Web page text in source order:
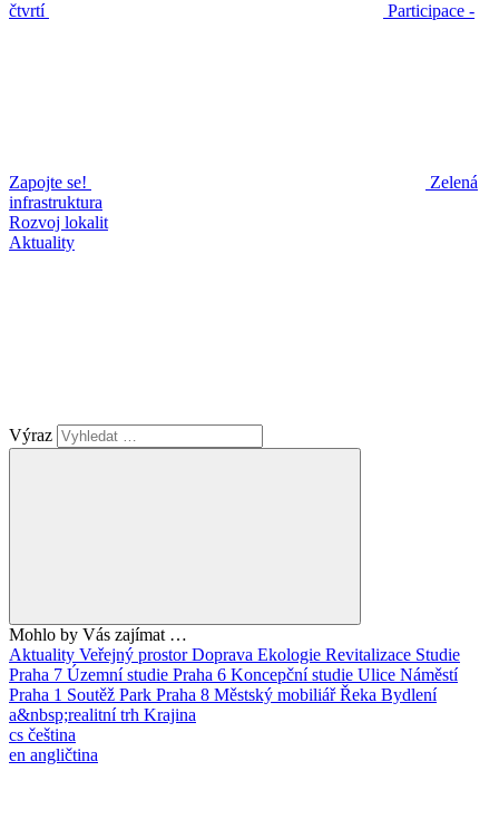
čtvrtí Participace -
Zapojte se!
Zelená
infrastruktura
Rozvoj lokalit
Aktuality
Výraz
Mohlo by Vás zajímat …
Aktuality Veřejný prostorDoprava Ekologie Revitalizace Studie
Praha 7 Územní studie Praha 6 Koncepční studie Ulice Náměstí
Praha 1 Soutěž Park Praha 8 Městský mobiliářŘeka Bydlení
a&nbsp;realitní trh Krajina
cs čeština
en angličtina